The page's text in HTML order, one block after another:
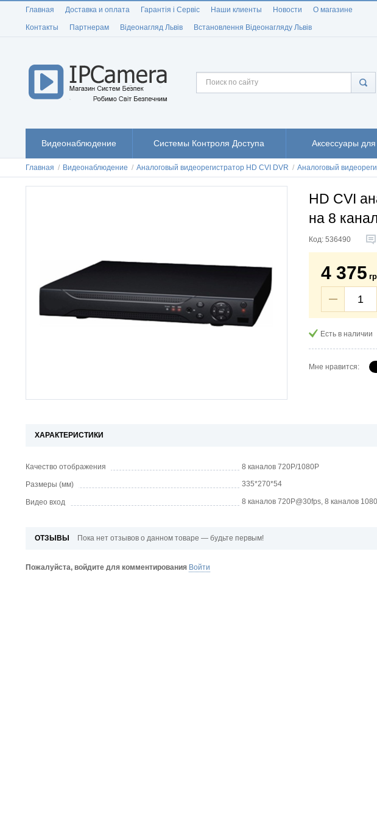
Главная Доставка и оплата Гарантія і Сервіс Наши клиенты Новости О магазине
Контакты Партнерам Відеонагляд Львів Встановлення Відеонагляду Львів
Видеонаблюдение Системы Контроля Доступа Аксессуары
Главная / Видеонаблюдение / Аналоговый видеорегистратор HD CVI DVR / Аналоговый
HD CVI
на 8
Код: 536490
4 375
Есть в наличии
Мне нравится:
ХАРАКТЕРИСТИКИ
Качество отображения 8 каналов 720P/1080P
Размеры (мм) 335*270*54
Видео вход 8 каналов 720P@30fps, 8 каналов
ОТЗЫВЫ Пока нет отзывов о данном товаре — будьте первым!
Пожалуйста, войдите для комментирования Войти